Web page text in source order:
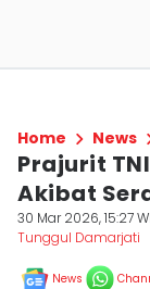
Home News
Prajurit
Akibat
30 Mar 2026, 15:27
Tunggul Damarjati
News